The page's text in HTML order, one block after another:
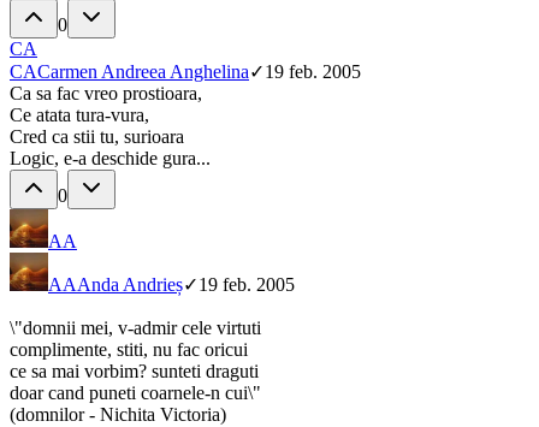
0
CA
CACarmen Andreea Anghelina✓19 feb. 2005
Ca sa fac vreo prostioara,
Ce atata tura-vura,
Cred ca stii tu, surioara
Logic, e-a deschide gura...
0
AA
AAAnda Andrieș✓19 feb. 2005
\"domnii mei, v-admir cele virtuti
complimente, stiti, nu fac oricui
ce sa mai vorbim? sunteti draguti
doar cand puneti coarnele-n cui\"
(domnilor - Nichita Victoria)